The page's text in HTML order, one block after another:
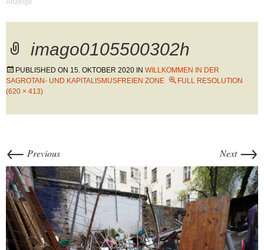
imago0105500302h
PUBLISHED ON 15. OKTOBER 2020 IN WILLKOMMEN IN DER
SAGROTAN- UND KAPITALISMUSFREIEN ZONE
FULL RESOLUTION
(620 × 413)
← Previous Next →